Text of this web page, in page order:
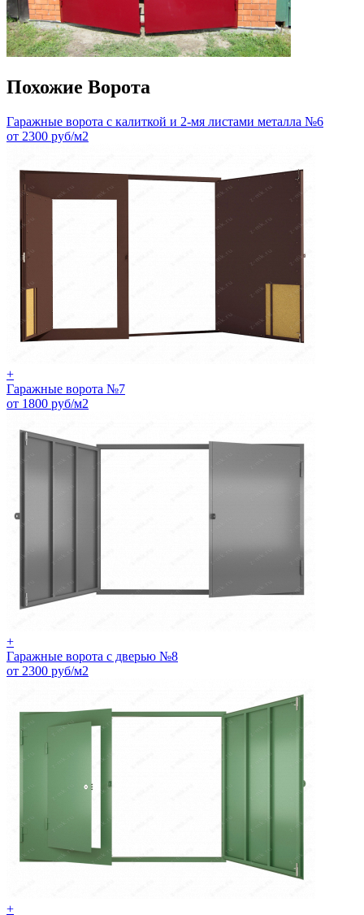
Похожие Ворота
Гаражные ворота с калиткой и 2-мя листами металла №6
от 2300 руб/м2
+
Гаражные ворота №7
от 1800 руб/м2
+
Гаражные ворота с дверью №8
от 2300 руб/м2
+